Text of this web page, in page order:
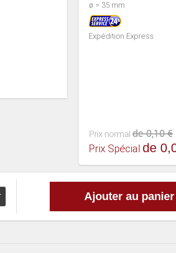
ø = 35 mm
Expédition Express
Prix normal de 0,10 €
Prix Spécial de
Ajouter au panier